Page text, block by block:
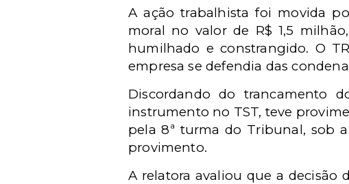
A ação trabalhista foi movida
moral no valor de R$ 1,5
humilhado e constrangido. O
empresa se defendia das
Discordando do trancamento
instrumento no TST, teve
pela 8ª turma do Tribunal, sob
provimento.
A relatora avaliou que a decisão